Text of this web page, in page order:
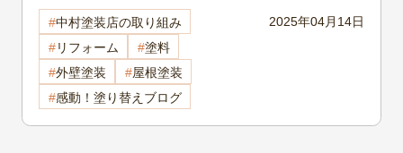
2025年04月14日
訪市で外壁塗装に使える補助金＆火災保険
の話
中村塗装店の取り組み
リフォーム
塗料
外壁塗装
屋根塗装
感動！塗り替えブログ